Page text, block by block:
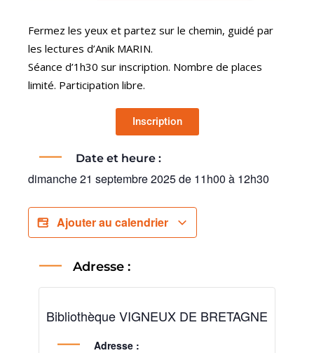
Fermez les yeux et partez sur le chemin, guidé par
les lectures d’Anik MARIN.
Séance d’1h30 sur inscription. Nombre de places
limité. Participation libre.
Inscription
Date et heure :
dimanche 21 septembre 2025de 11h00 à 12h30
Ajouter au calendrier
Adresse :
Bibliothèque VIGNEUX DE BRETAGNE
Adresse :